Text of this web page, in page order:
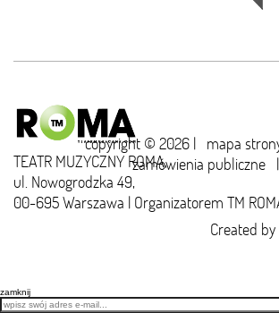
copyright © 2026 | mapa
zamówienia publiczne |
TEATR MUZYCZNY ROMA,
ul. Nowogrodzka 49,
00-695 Warszawa | Organizatorem TM
Created by
zamknij
Email